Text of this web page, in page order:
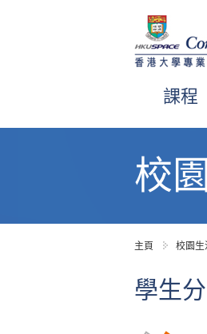
課程
校
主頁 校園生
學生